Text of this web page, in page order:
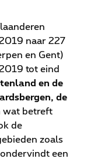
naar 227
en Gent)
tot eind
en de
de
wat betreft
de
zoals
een